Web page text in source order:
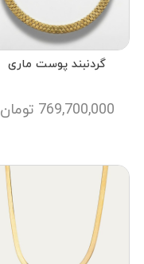
گردنبند پوست ماری
769,700,000 تومان